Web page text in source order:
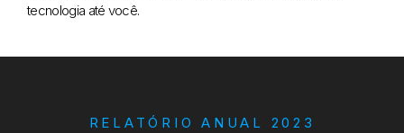
tecnologia até você.
RELATÓRIO ANUAL 2023